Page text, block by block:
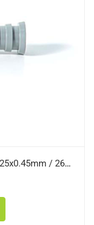
Aguja Concentrica / AMBU Neuroline / 25x0.45mm / 26G / Gris Oscuro / Caja 25 uds.